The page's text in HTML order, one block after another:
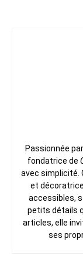
Passionnée
fondatrice de
avec simplicité.
et
accessibles,
petits détails
articles, elle
ses